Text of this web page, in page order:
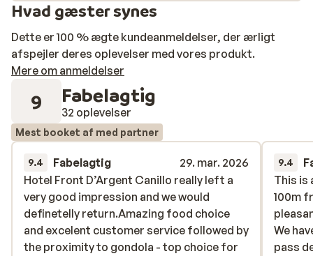
Hvad gæster synes
Dette er 100 % ægte kundeanmeldelser, der ærligt
afspejler deres oplevelser med vores produkt.
Mere om anmeldelser
9 Fabelagtig
32 oplevelser
Mest booket af med partner
9.4 Fabelagtig
29. mar. 2026
Hotel Front D’Argent Canillo really left a
very good impression and we would
definetelly return.Amazing food choice
and excelent customer service followed by
the proximity to gondola - top choice for
Hotel Front D’Argent Canillo really left a
very good impression and we would
definetelly return.Amazing food choice
and excelent customer service followed by
the proximity to gondola - top choice for
9.4
This is
100m
We
pass
This is
100m
We
pass